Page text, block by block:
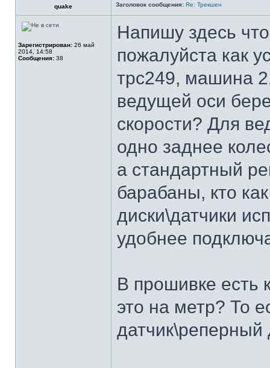
quake Заголовок сообщения: Re: Трекшен
Зарегистрирован: 26 май
2014, 14:58
Сообщения: 38
Напишу здесь
пожалуйста как
трс249, машина
ведущей оси
скорости? Для
одно заднее
а стандартный
барабаны, кто
диски\датчики
удобнее
В прошивке есть
это на метр? То
датчик\реперный